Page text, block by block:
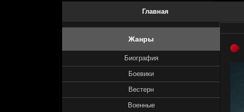
Главная
Жанры
Биография
Боевики
Вестерн
Военные